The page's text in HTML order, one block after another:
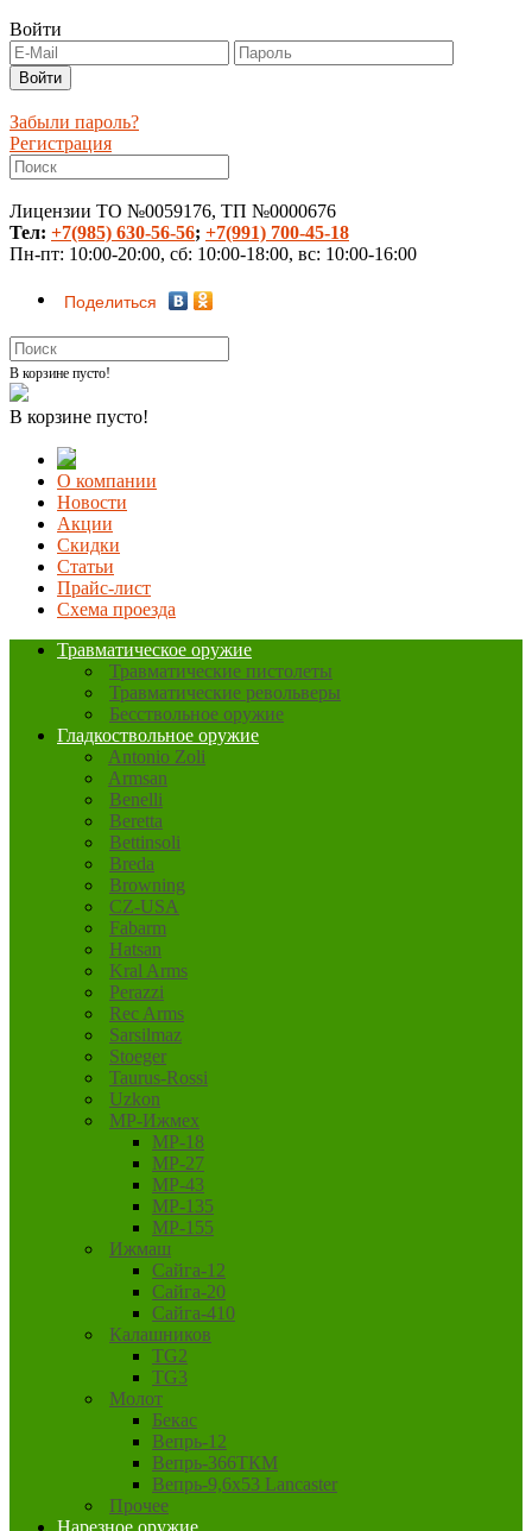
Войти
Забыли пароль?
Регистрация
Лицензии ТО №0059176, ТП №0000676
Тел: +7(985) 630-56-56; +7(991) 700-45-18
Пн-пт: 10:00-20:00, сб: 10:00-18:00, вс: 10:00-16:00
Поделиться
В корзине пусто!
В корзине пусто!
О компании
Новости
Акции
Скидки
Статьи
Прайс-лист
Схема проезда
Травматическое оружие
Травматические пистолеты
Травматические револьверы
Бесствольное оружие
Гладкоствольное оружие
Antonio Zoli
Armsan
Benelli
Beretta
Bettinsoli
Breda
Browning
CZ-USA
Fabarm
Hatsan
Kral Arms
Perazzi
Rec Arms
Sarsilmaz
Stoeger
Taurus-Rossi
Uzkon
MP-Ижмех
MP-18
MP-27
MP-43
MP-135
MP-155
Ижмаш
Сайга-12
Сайга-20
Сайга-410
Калашников
TG2
TG3
Молот
Бекас
Вепрь-12
Вепрь-366ТКМ
Вепрь-9,6х53 Lancaster
Прочее
Нарезное оружие